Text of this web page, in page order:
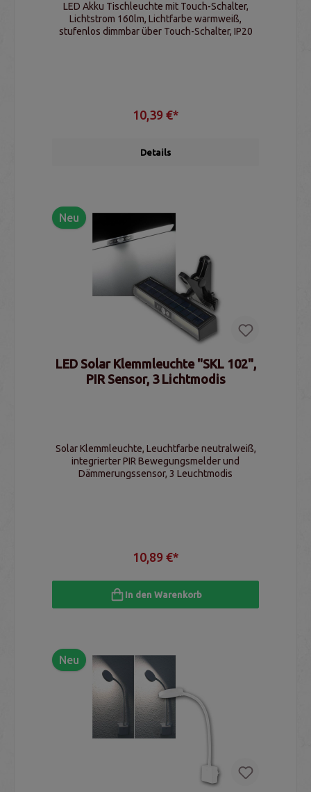
LED Akku Tischleuchte mit Touch-Schalter,
Lichtstrom 160lm, Lichtfarbe warmweiß,
stufenlos dimmbar über Touch-Schalter, IP20
10,39 €*
Details
Neu
LED Solar Klemmleuchte "SKL 102",
PIR Sensor, 3 Lichtmodis
Solar Klemmleuchte, Leuchtfarbe neutralweiß,
integrierter PIR Bewegungsmelder und
Dämmerungssensor, 3 Leuchtmodis
10,89 €*
In den Warenkorb
Neu